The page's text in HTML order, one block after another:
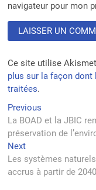
navigateur pour mon
Ce site utilise
plus sur la façon
traitées.
Navigation
de
l’article
Previous
post:
La BOAD et la JBIC
préservation de
NextNext
post:
Les systèmes
accrus à partir de